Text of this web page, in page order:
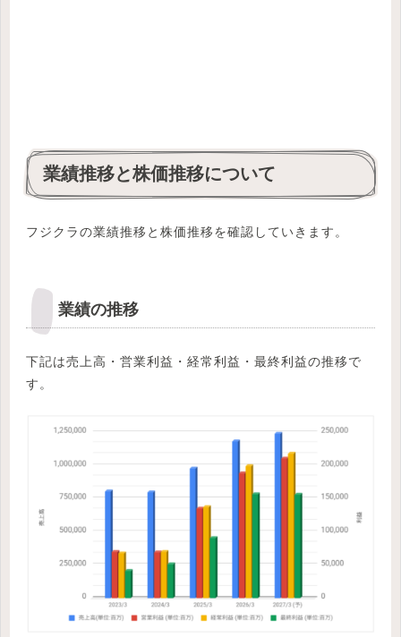
業績推移と株価推移について
フジクラの業績推移と株価推移を確認していきます。
業績の推移
下記は売上高・営業利益・経常利益・最終利益の推移で
す。